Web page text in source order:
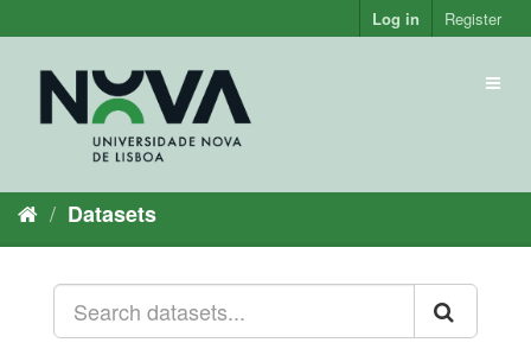
to
Log in Register
Datasets